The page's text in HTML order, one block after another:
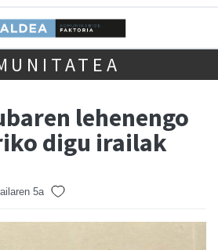
lehenengo
digu irailak
5a